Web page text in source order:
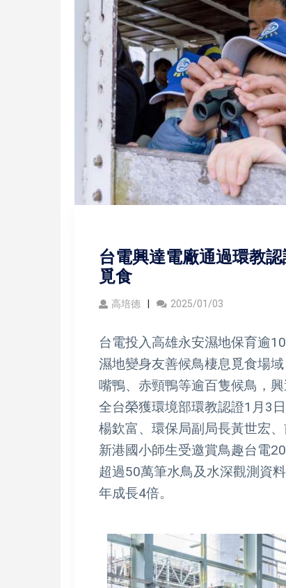
台電興達電廠通過環教
覓食
高培德 2025/01/03
台電投入高雄永安濕地保育逾
濕地變身友善候鳥棲息覓食場
嘴鴨、赤頸鴨等逾百隻候鳥，
全台榮獲環境部環教認證1月3
楊欽富、環保局副局長黃世宏
新港國小師生受邀賞鳥趣台電
超過50萬筆水鳥及水深觀測資
年成長4倍。